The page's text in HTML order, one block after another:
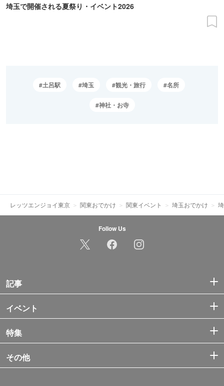
埼玉で開催される夏祭り・イベント2026
土呂駅 埼玉 観光・旅行 名所
神社・お寺
レッツエンジョイ東京 関東おでかけ 関東イベント 埼玉おでかけ
Follow Us
記事
イベント
特集
その他